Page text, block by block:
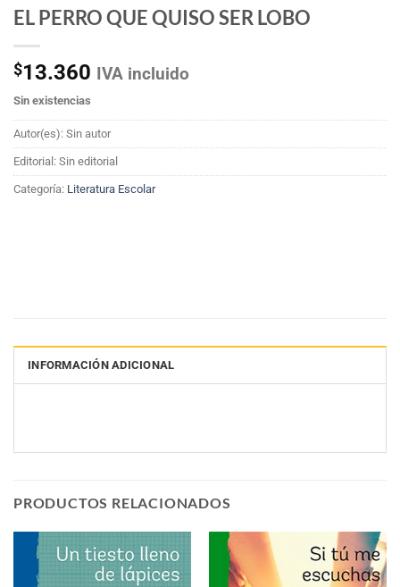
EL PERRO QUE QUISO SER LOBO
$13.360 IVA incluido
Sin existencias
Autor(es): Sin autor
Editorial: Sin editorial
Categoría: Literatura Escolar
INFORMACIÓN ADICIONAL
PRODUCTOS RELACIONADOS